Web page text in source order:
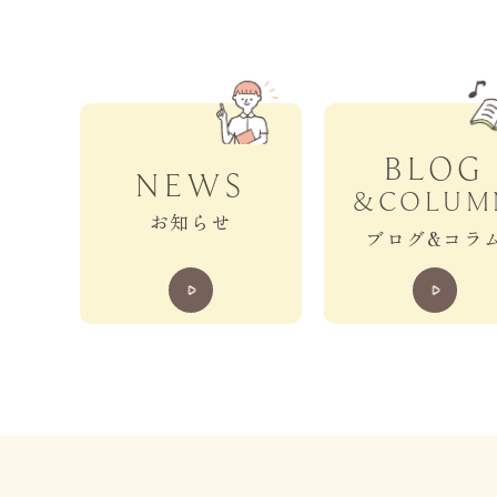
NEWS
お知らせ
BLOG
ブログ&コラ